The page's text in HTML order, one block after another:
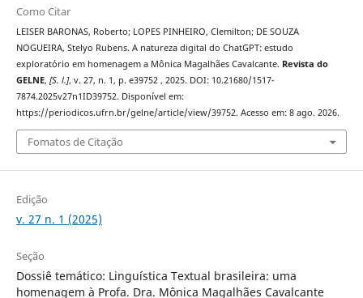
Como Citar
LEISER BARONAS, Roberto; LOPES PINHEIRO, Clemilton; DE SOUZA
NOGUEIRA, Stelyo Rubens. A natureza digital do ChatGPT: estudo
exploratório em homenagem a Mônica Magalhães Cavalcante. Revista do
GELNE, [S. l.], v. 27, n. 1, p. e39752 , 2025. DOI: 10.21680/1517-
7874.2025v27n1ID39752. Disponível em:
https://periodicos.ufrn.br/gelne/article/view/39752. Acesso em: 8 ago. 2026.
Fomatos de Citação
Edição
v. 27 n. 1 (2025)
Seção
Dossiê temático: Linguística Textual brasileira: uma
homenagem à Profa. Dra. Mônica Magalhães Cavalcante